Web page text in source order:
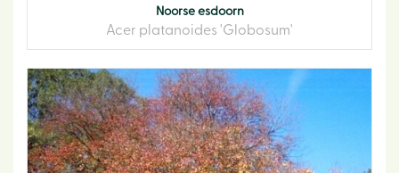
Noorse esdoorn
Acer platanoides 'Globosum'